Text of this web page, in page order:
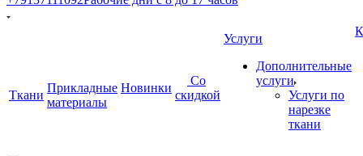
Ткани
Прикладные
материалы
Новинки
Со
скидкой
Услуги
Дополнительные
услуги
Услуги по
нарезке
ткани